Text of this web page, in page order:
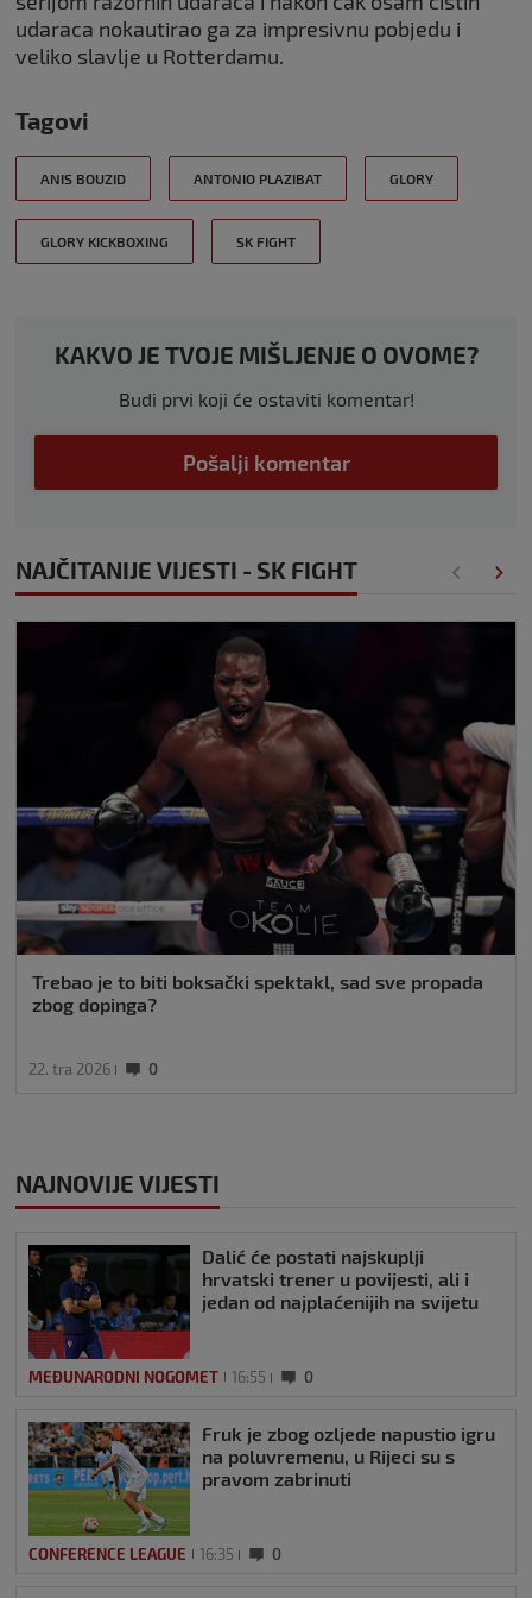
udaraca nokautirao ga za impresivnu pobjedu i
veliko slavlje u Rotterdamu.
Tagovi
ANIS BOUZID ANTONIO PLAZIBAT GLORY
GLORY KICKBOXING SK FIGHT
KAKVO JE TVOJE MIŠLJENJE O OVOME?
Budi prvi koji će ostaviti komentar!
Pošalji komentar
NAJČITANIJE VIJESTI - SK FIGHT
Trebao je to biti boksački spektakl, sad sve propada
zbog dopinga?
22. tra 2026 0
NAJNOVIJE VIJESTI
Dalić će postati najskuplji
hrvatski trener u povijesti, ali i
jedan od najplaćenijih na svijetu
MEĐUNARODNI NOGOMET 16:55 0
Fruk je zbog ozljede napustio igru
na poluvremenu, u Rijeci su s
pravom zabrinuti
CONFERENCE LEAGUE 16:35 0